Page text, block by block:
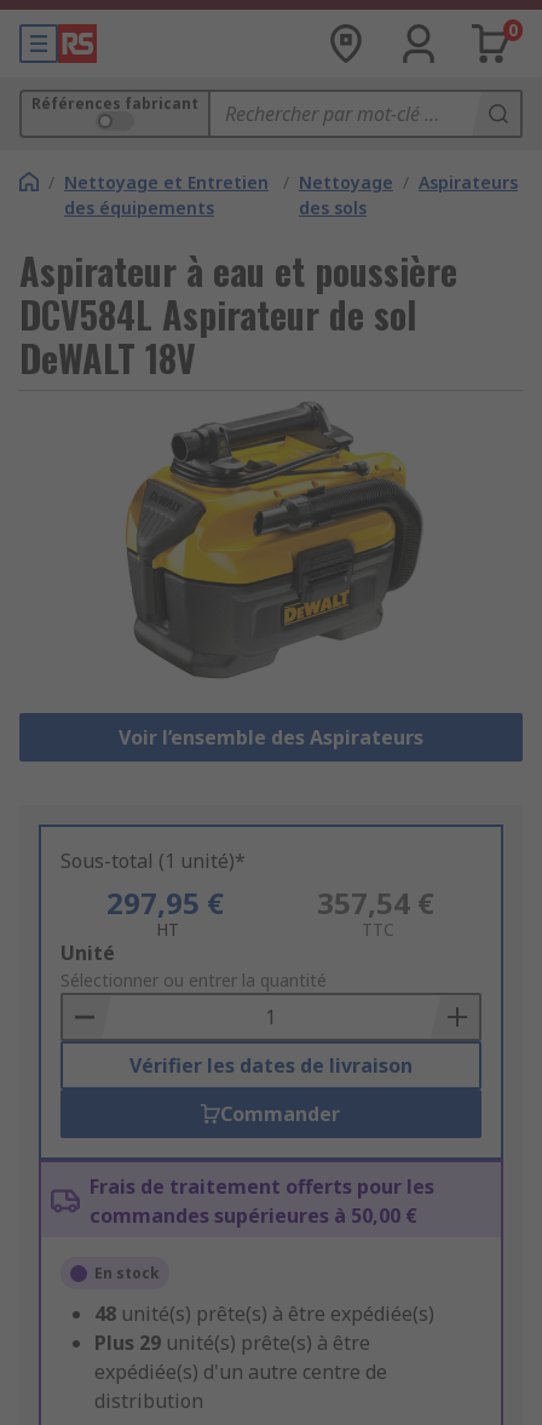
0
Références fabricant
/ Nettoyage et Entretien
des équipements
/ Nettoyage
des sols
/ Aspirateurs
Aspirateur à eau et poussière
DCV584L Aspirateur de sol
DeWALT 18V
Voir l’ensemble des Aspirateurs
Sous-total (1 unité)*
297,95 €
HT
357,54 €
TTC
Add
to
Basket
Unité
Sélectionner ou entrer la quantité
Vérifier les dates de livraison
Commander
Frais de traitement offerts pour les
commandes supérieures à 50,00 €
En stock
48 unité(s) prête(s) à être expédiée(s)
Plus 29 unité(s) prête(s) à être
expédiée(s) d'un autre centre de
distribution